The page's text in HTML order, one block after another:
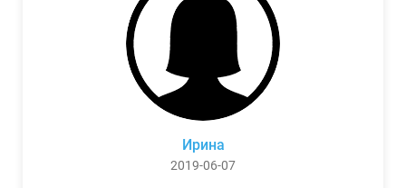
Ирина
2019-06-07